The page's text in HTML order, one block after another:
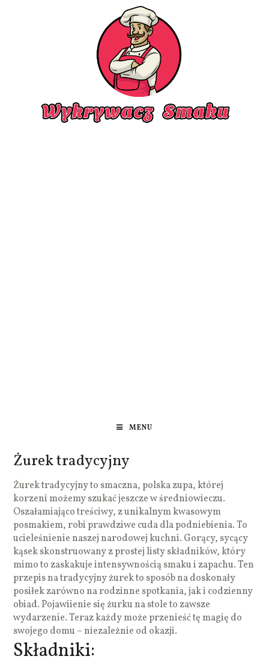
MENU
Żurek tradycyjny
Żurek tradycyjny to smaczna, polska zupa, której
korzeni możemy szukać jeszcze w średniowieczu.
Oszałamiająco treściwy, z unikalnym kwasowym
posmakiem, robi prawdziwe cuda dla podniebienia. To
ucieleśnienie naszej narodowej kuchni. Gorący, sycący
kąsek skonstruowany z prostej listy składników, który
mimo to zaskakuje intensywnością smaku i zapachu. Ten
przepis na tradycyjny żurek to sposób na doskonały
posiłek zarówno na rodzinne spotkania, jak i codzienny
obiad. Pojawiienie się żurku na stole to zawsze
wydarzenie. Teraz każdy może przenieść tę magię do
swojego domu – niezależnie od okazji.
Składniki: